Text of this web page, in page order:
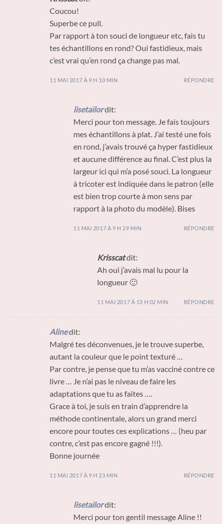
Coucou!
Superbe ce pull.
Par rapport à ton souci de longueur etc, fais tu
tes échantillons en rond? Oui fastidieux, mais
c’est vrai qu’en rond ça change pas mal.
11 MAI 2017 À 9 H 10 MIN RÉPONDRE
lisetailordit:
Merci pour ton message. Je fais toujours
mes échantillons à plat. J’ai testé une fois
en rond, j’avais trouvé ça hyper fastidieux
et aucune différence au final. C’est plus la
largeur ici qui m’a posé souci. La longueur
à tricoter est indiquée dans le patron (elle
est bien trop courte à mon sens par
rapport à la photo du modèle). Bises
11 MAI 2017 À 9 H 29 MIN RÉPONDRE
Krisscatdit:
Ah oui j’avais mal lu pour la
longueur 🙂
11 MAI 2017 À 13 H 02 MIN RÉPONDRE
Alinedit:
Malgré tes déconvenues, je le trouve superbe,
autant la couleur que le point texturé …
Par contre, je pense que tu m’as vacciné contre ce
livre … Je n’ai pas le niveau de faire les
adaptations que tu as faites ….
Grace à toi, je suis en train d’apprendre la
méthode continentale, alors un grand merci
encore pour toutes ces explications … (heu par
contre, c’est pas encore gagné !!!).
Bonne journée
11 MAI 2017 À 9 H 23 MIN RÉPONDRE
lisetailordit:
Merci pour ton gentil message Aline !!